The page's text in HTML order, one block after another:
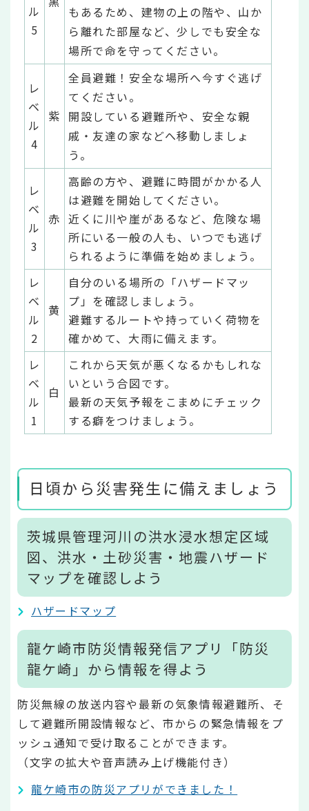
ル
5
もあるため、建物の上の階や、山か
ら離れた部屋など、少しでも安全な
場所で命を守ってください。
レ
ベ
ル
4
紫
全員避難！安全な場所へ今すぐ逃げ
てください。
開設している避難所や、安全な親
戚・友達の家などへ移動しましょ
う。
レ
ベ
ル
3
赤
高齢の方や、避難に時間がかかる人
は避難を開始してください。
近くに川や崖があるなど、危険な場
所にいる一般の人も、いつでも逃げ
られるように準備を始めましょう。
レ
ベ
ル
2
黄
自分のいる場所の「ハザードマッ
プ」を確認しましょう。
避難するルートや持っていく荷物を
確かめて、大雨に備えます。
レ
ベ
ル
1
白
これから天気が悪くなるかもしれな
いという合図です。
最新の天気予報をこまめにチェック
する癖をつけましょう。
日頃から災害発生に備えましょう
茨城県管理河川の洪水浸水想定区域
図、洪水・土砂災害・地震ハザード
マップを確認しよう
ハザードマップ
龍ケ崎市防災情報発信アプリ「防災
龍ケ崎」から情報を得よう
防災無線の放送内容や最新の気象情報避難所、そ
して避難所開設情報など、市からの緊急情報をプ
ッシュ通知で受け取ることができます。
（文字の拡大や音声読み上げ機能付き）
龍ケ崎市の防災アプリができました！